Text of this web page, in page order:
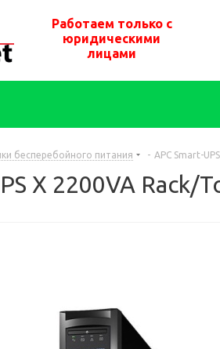
Работаем только с
юридическими
лицами
бесперебойного питания - APC Smart-
X 2200VA Rack/